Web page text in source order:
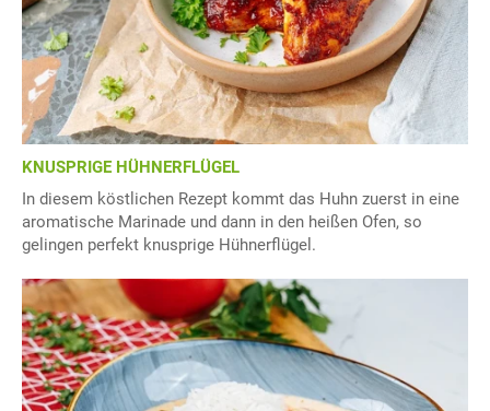
KNUSPRIGE HÜHNERFLÜGEL
In diesem köstlichen Rezept kommt das Huhn zuerst in eine
aromatische Marinade und dann in den heißen Ofen, so
gelingen perfekt knusprige Hühnerflügel.